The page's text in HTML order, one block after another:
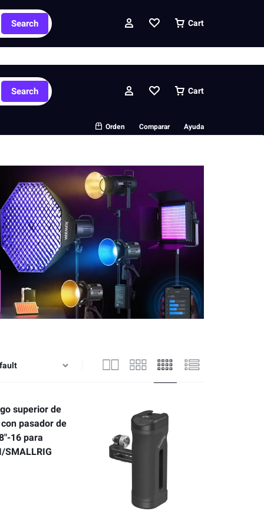
y pedidos personalizados.
Search Cart
Orden Comparar Ayuda
Search Cart